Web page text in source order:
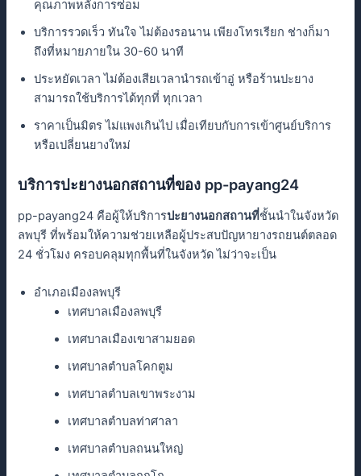
คุณภาพหลังการซ่อม
บริการรวดเร็ว ทันใจ ไม่ต้องรอนาน เพียงโทรเรียก ช่างก็มา
ถึงที่หมายภายใน 30-60 นาที
ประหยัดเวลา ไม่ต้องเสียเวลานํารถเข้าอู่ หรือร้านปะยาง
สามารถใช้บริการได้ทุกที่ ทุกเวลา
ราคาเป็นมิตร ไม่แพงเกินไป เมื่อเทียบกับการเข้าศูนย์บริการ
หรือเปลี่ยนยางใหม่
บริการปะยางนอกสถานที่ของ pp-payang24
pp-payang24 คือผู้ให้บริการปะยางนอกสถานที่ชั้นนําในจังหวัด
ลพบุรี ที่พร้อมให้ความช่วยเหลือผู้ประสบปัญหายางรถยนต์ตลอด
24 ชั่วโมง ครอบคลุมทุกพื้นที่ในจังหวัด ไม่ว่าจะเป็น
อำเภอเมืองลพบุรี
เทศบาลเมืองลพบุรี
เทศบาลเมืองเขาสามยอด
เทศบาลตำบลโคกตูม
เทศบาลตำบลเขาพระงาม
เทศบาลตำบลท่าศาลา
เทศบาลตำบลถนนใหญ่